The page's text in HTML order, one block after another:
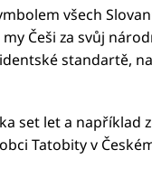
všech
Češi za svůj
standartě,
set let a například
Tatobity v